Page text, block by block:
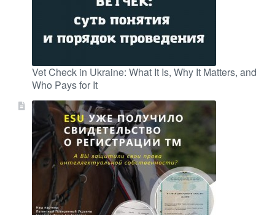
Vet Check in Ukraine: What It Is, Why It Matters, and
Who Pays for It